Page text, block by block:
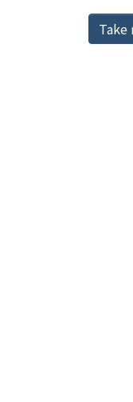
Download Take